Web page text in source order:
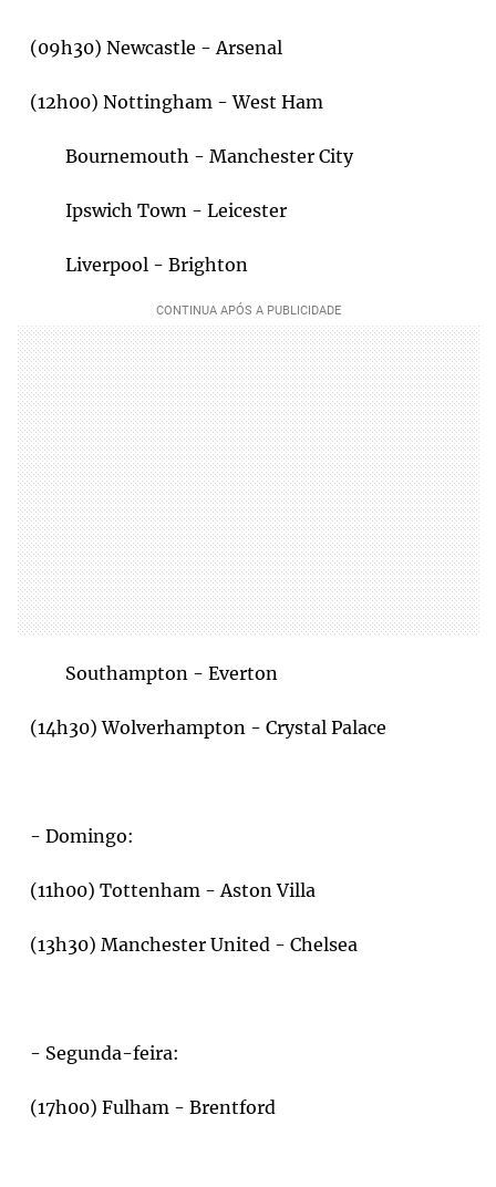
(09h30) Newcastle - Arsenal
(12h00) Nottingham - West Ham
Bournemouth - Manchester City
Ipswich Town - Leicester
Liverpool - Brighton
Southampton - Everton
(14h30) Wolverhampton - Crystal Palace
- Domingo:
(11h00) Tottenham - Aston Villa
(13h30) Manchester United - Chelsea
- Segunda-feira:
(17h00) Fulham - Brentford